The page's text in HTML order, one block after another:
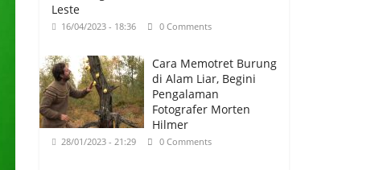
Leste
16/04/2023 - 18:36 0 Comments
Cara Memotret Burung
di Alam Liar, Begini
Pengalaman
Fotografer Morten
Hilmer
28/01/2023 - 21:29 0 Comments